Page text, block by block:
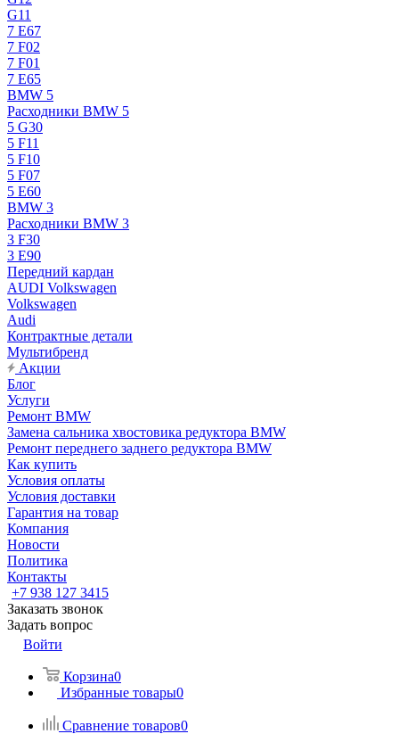
G11
7 Е67
7 F02
7 F01
7 E65
BMW 5
Расходники BMW 5
5 G30
5 F11
5 F10
5 F07
5 E60
BMW 3
Расходники BMW 3
3 F30
3 E90
Передний кардан
AUDI Volkswagen
Volkswagen
Audi
Контрактные детали
Мультибренд
Акции
Блог
Услуги
Ремонт BMW
Замена сальника хвостовика редуктора BMW
Ремонт переднего заднего редуктора BMW
Как купить
Условия оплаты
Условия доставки
Гарантия на товар
Компания
Новости
Политика
Контакты
+7 938 127 3415
Заказать звонок
Задать вопрос
Войти
Корзина0
Избранные товары0
Сравнение товаров0